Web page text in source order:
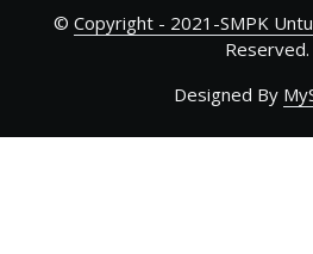
© Copyright - 2021-SMPK
Reserved.
Designed By